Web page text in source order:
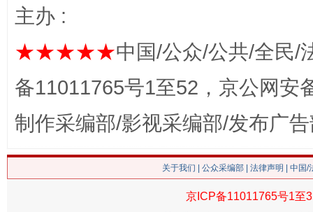
今
主办 :
★★★★★中国/公众/公共/全民/
备11011765号1至52，京公网安
制作采编部/影视采编部/发布广
关于我们 公众采编部 法律声明 | 中国
京ICP备11011765号1至